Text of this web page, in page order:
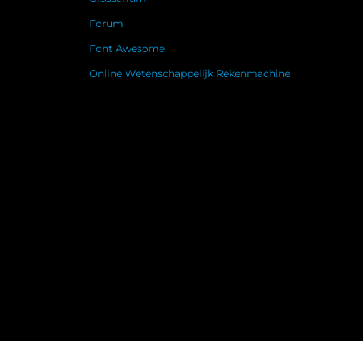
Forum
Font Awesome
Online Wetenschappelijk Rekenmachine